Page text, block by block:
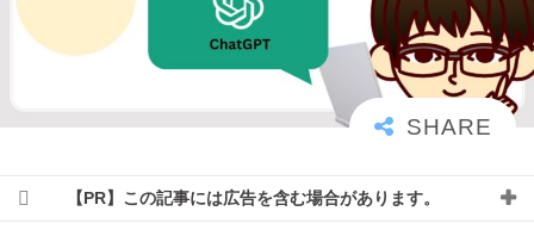
【PR】この記事には広告を含む場合があります。